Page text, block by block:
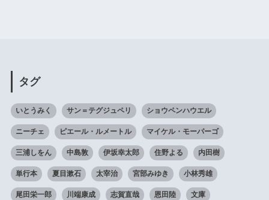
タグ
いとうみく サン＝テグジュペリ ショウペンハウエル
ニーチェ ピエール・ルメートル マイケル・モーパーゴ
三浦しをん 中島敦 伊坂幸太郎 住野よる 内田樹
単行本 夏目漱石 太宰治 宮部みゆき 小林秀雄
尾田栄一郎 川端康成 志賀直哉 恩田陸 文庫